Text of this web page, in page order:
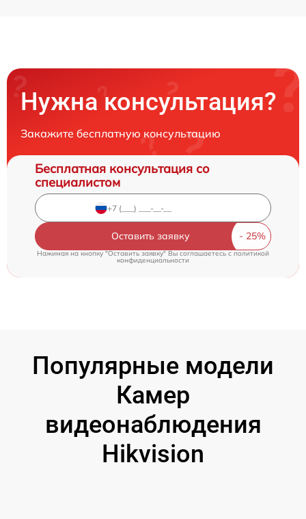
Нужна консультация?
Закажите бесплатную консультацию
Бесплатная консультация со
специалистом
Оставить заявку
Нажимая на кнопку "Оставить заявку" Вы соглашаетесь cполитикой
конфиденциальности
Популярные модели
Камер
видеонаблюдения
Hikvision